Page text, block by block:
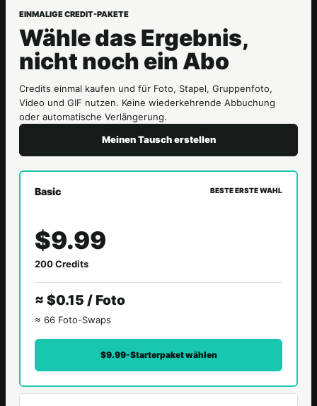
EINMALIGE CREDIT-PAKETE
Wähle das Ergebnis,
nicht noch ein Abo
Credits einmal kaufen und für Foto, Stapel, Gruppenfoto,
Video und GIF nutzen. Keine wiederkehrende Abbuchung
oder automatische Verlängerung.
Meinen Tausch erstellen
Basic BESTE ERSTE WAHL
$9.99
200 Credits
≈ $0.15 / Foto
≈ 66 Foto-Swaps
$9.99-Starterpaket wählen